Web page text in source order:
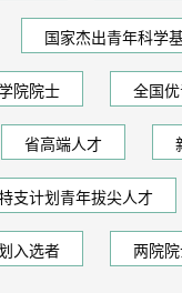
国家杰出青年科学
院院士 全国
省高端人才
支计划青年拔尖人才
入选者 两院